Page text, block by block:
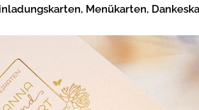
Menükarten,